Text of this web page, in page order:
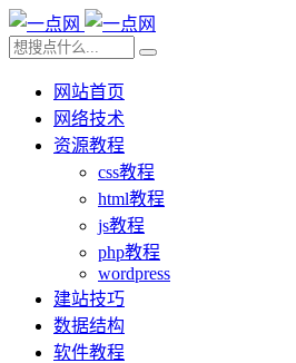
网站首页
网络技术
资源教程
css教程
html教程
js教程
php教程
wordpress
建站技巧
数据结构
软件教程